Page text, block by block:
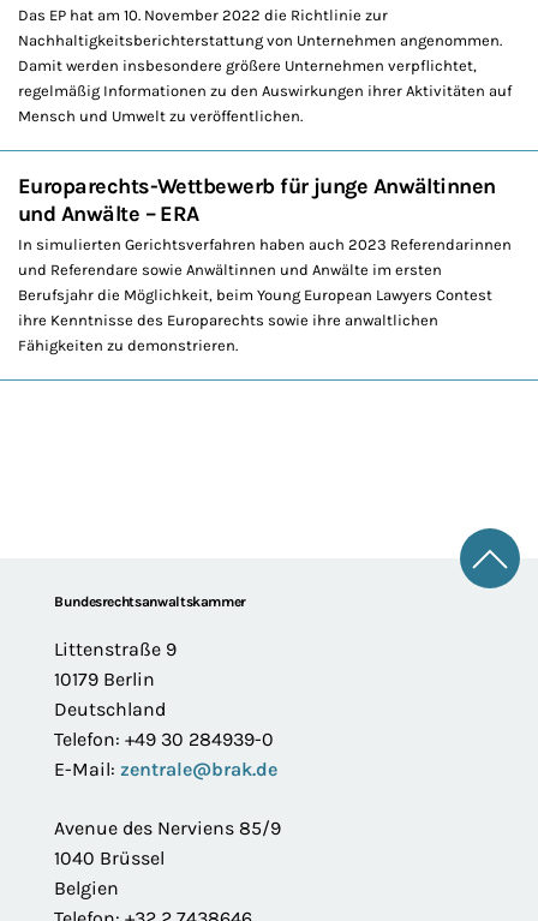
Das EP hat am 10. November 2022 die Richtlinie zur
Nachhaltigkeitsberichterstattung von Unternehmen angenommen.
Damit werden insbesondere größere Unternehmen verpflichtet,
regelmäßig Informationen zu den Auswirkungen ihrer Aktivitäten auf
Mensch und Umwelt zu veröffentlichen.
Europarechts-Wettbewerb für junge Anwältinnen
und Anwälte – ERA
In simulierten Gerichtsverfahren haben auch 2023 Referendarinnen
und Referendare sowie Anwältinnen und Anwälte im ersten
Berufsjahr die Möglichkeit, beim Young European Lawyers Contest
ihre Kenntnisse des Europarechts sowie ihre anwaltlichen
Fähigkeiten zu demonstrieren.
FooterBundesrechtsanwaltskammer
Littenstraße 9
10179 Berlin
Deutschland
Telefon: +49 30 284939-0
E-Mail: zentrale@brak.de
Avenue des Nerviens 85/9
1040 Brüssel
Belgien